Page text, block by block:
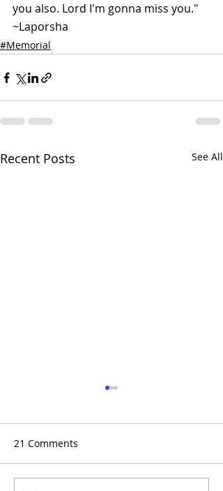
you also. Lord I'm gonna miss you."
~Laporsha
#Memorial
Recent Posts See All
21 Comments